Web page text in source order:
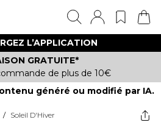
L’APPLICATION
GRATUITE*
de plus de 10€
généré ou modifié par IA.
/ Soleil D'Hiver